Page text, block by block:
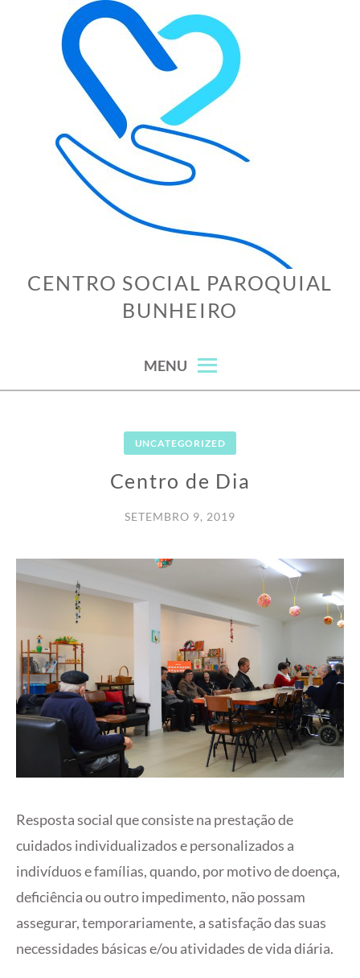
CENTRO SOCIAL PAROQUIAL
BUNHEIRO
MENU
UNCATEGORIZED
Centro de Dia
SETEMBRO 9, 2019
Resposta social que consiste na prestação de
cuidados individualizados e personalizados a
indivíduos e famílias, quando, por motivo de doença,
deficiência ou outro impedimento, não possam
assegurar, temporariamente, a satisfação das suas
necessidades básicas e/ou atividades de vida diária.